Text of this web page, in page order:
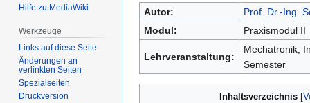
Zur
Navigation
springen
Zur
Suche
springen
Autor:
Prof. Dr.-Ing.
Modul:
Praxismodul II
Lehrveranstaltung:
Mechatronik,
Semester
Inhaltsverzeichnis
Hilfe zu MediaWiki
Werkzeuge
Links auf diese Seite
Änderungen an
verlinkten Seiten
Spezialseiten
Druckversion